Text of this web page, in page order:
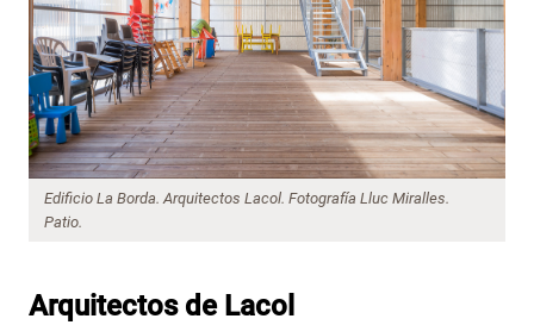
Edificio La Borda. Arquitectos Lacol. Fotografía Lluc Miralles.
Patio.
Arquitectos de Lacol